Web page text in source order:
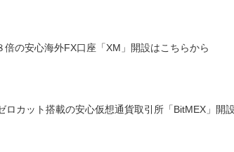
倍の安心海外FX口座「XM」開設はこちらから
ロカット搭載の安心仮想通貨取引所「BitMEX」開